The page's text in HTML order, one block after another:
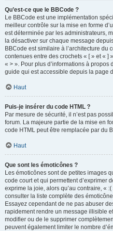
Qu’est-ce que le BBCode ?
Le BBCode est une implémentation
meilleur contrôle sur la mise en forme
est déterminée par les administrateurs,
la désactiver sur chaque message
BBCode est similaire à l’architecture du
contenues entre des crochets « [ » et « ]
« > ». Pour plus d’informations à
guide qui est accessible depuis la page
Haut
Puis-je insérer du code HTML ?
Par mesure de sécurité, il n’est pas
forum. La majeure partie de la mise en
code HTML peut être remplacée par du
Haut
Que sont les émoticônes ?
Les émoticônes sont de petites images
code court et qui permettent d’exprimer
exprime la joie, alors qu’au contraire, «
consulter la liste complète des
Essayez cependant de ne pas abuser
rapidement rendre un message illisible
modifier ou de le supprimer
peuvent également limiter le nombre